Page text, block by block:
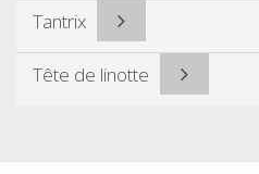
Tantrix
Tête de linotte